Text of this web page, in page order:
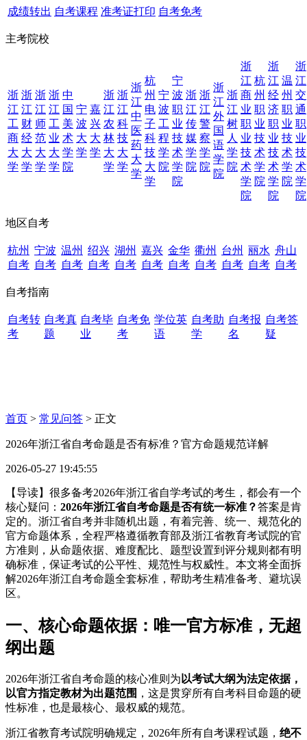
成绩转出 自考课程 准考证打印 自考免考
主考院校
浙
江
工
商
大
学
浙
江
财
经
大
学
浙
江
师
范
大
学
浙
江
工
业
大
学
中
国
美
术
学
院
宁
波
大
学
嘉
兴
大
学
浙
江
农
林
大
学
浙
江
科
技
大
学
浙
江
中
医
药
大
学
杭
州
电
子
科
技
大
学
宁
波
工
程
学
院
宁
波
职
业
技
术
学
院
浙
江
传
媒
学
院
浙
江
警
察
学
院
浙
江
外
国
语
学
院
浙
江
树
人
学
院
浙
江
商
业
职
业
技
术
学
院
杭
州
职
业
技
术
学
院
浙
江
经
济
职
业
技
术
学
院
温
州
职
业
技
术
学
院
浙
江
交
通
职
业
技
术
学
院
地区自考
杭州
自考
宁波
自考
温州
自考
绍兴
自考
湖州
自考
嘉兴
自考
金华
自考
衢州
自考
台州
自考
丽水
自考
舟山
自考
自考指南
自考转
考
自考真
题
自考毕
业
自考免
考
学位英
语
自考助
学
自考报
名
自考答
疑
首页 > 常见问答 > 正文
2026年浙江省自考命题是否有标准？官方命题规范详解
2026-05-27 19:45:55
【导读】很多备考2026年浙江省自学考试的考生，都会有一个
核心疑问： 2026年浙江省自考命题是否有统一标准？答案是肯
定的。浙江省自考并非随机出题，有着完善、统一、规范化的
官方命题体系，全程严格遵循教育部及浙江省教育考试院的官
方准则，从命题依据、难度配比、题型设置到评分规则都有明
确标准，保证考试的公平性、规范性与权威性。本文将全面拆
解2026年浙江自考命题全套标准，帮助考生精准备考、避坑误
区。
一、核心命题依据：唯一官方标准，无超
纲出题
2026年浙江省自考命题的核心准则为 以考试大纲为法定依据，
以官方指定教材为出题范围 ，这是贯穿所有自考科目命题的硬
性标准，也是最核心、最权威的规范。
浙江省教育考试院明确规定，2026年所有自考课程试题， 绝不